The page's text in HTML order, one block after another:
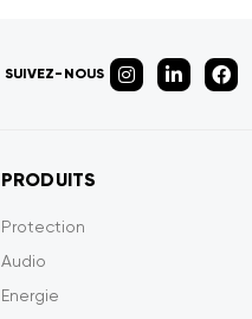
SUIVEZ-NOUS
PRODUITS
Protection
Audio
Energie